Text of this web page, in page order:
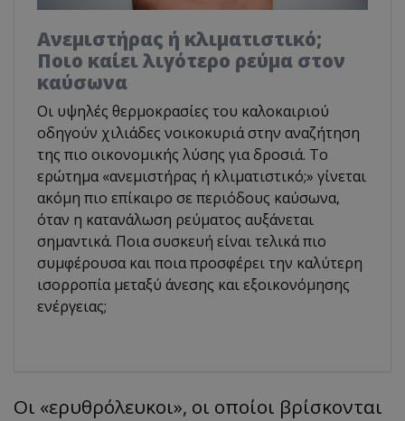
Ανεμιστήρας ή κλιματιστικό;
Ποιο καίει λιγότερο ρεύμα στον
καύσωνα
Οι υψηλές θερμοκρασίες του καλοκαιριού
οδηγούν χιλιάδες νοικοκυριά στην αναζήτηση
της πιο οικονομικής λύσης για δροσιά. Το
ερώτημα «ανεμιστήρας ή κλιματιστικό;» γίνεται
ακόμη πιο επίκαιρο σε περιόδους καύσωνα,
όταν η κατανάλωση ρεύματος αυξάνεται
σημαντικά. Ποια συσκευή είναι τελικά πιο
συμφέρουσα και ποια προσφέρει την καλύτερη
ισορροπία μεταξύ άνεσης και εξοικονόμησης
ενέργειας;
Οι «ερυθρόλευκοι», οι οποίοι βρίσκονται